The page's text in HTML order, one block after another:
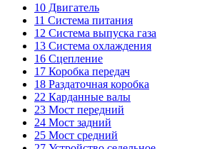
10 Двигатель
11 Система питания
12 Система выпуска газа
13 Система охлаждения
16 Сцепление
17 Коробка передач
18 Раздаточная коробка
22 Карданные валы
23 Мост передний
24 Мост задний
25 Мост средний